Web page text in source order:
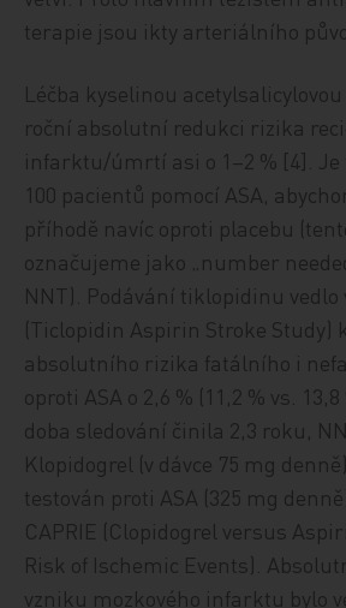
terapie jsou ikty arteriálního
Léčba kyselinou acetylsalicylovou
roční absolutní redukci rizika
infarktu/úmrtí asi o 1–2 % [4]. Je
100 pacientů pomocí ASA,
příhodě navíc oproti placebu
označujeme jako „number
NNT). Podávání tiklopidinu vedlo
(Ticlopidin Aspirin Stroke Study)
absolutního rizika fatálního i
oproti ASA o 2,6 % (11,2 % vs.
doba sledování činila 2,3 roku,
Klopidogrel (v dávce 75 mg
testován proti ASA (325 mg
CAPRIE (Clopidogrel versus
Risk of Ischemic Events).
vzniku mozkového infarktu bylo